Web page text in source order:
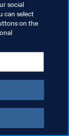
إدارة تفضيلات ملفات
social
can select
on the